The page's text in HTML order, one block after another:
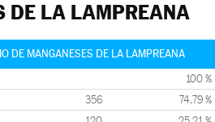
DE LA LAMPREANA
DE MANGANESES DE LA LAMPREANA
100 %
356 74,79 %